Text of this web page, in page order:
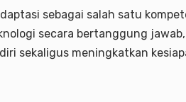
sebagai salah satu
secara bertanggung
sekaligus meningkatkan